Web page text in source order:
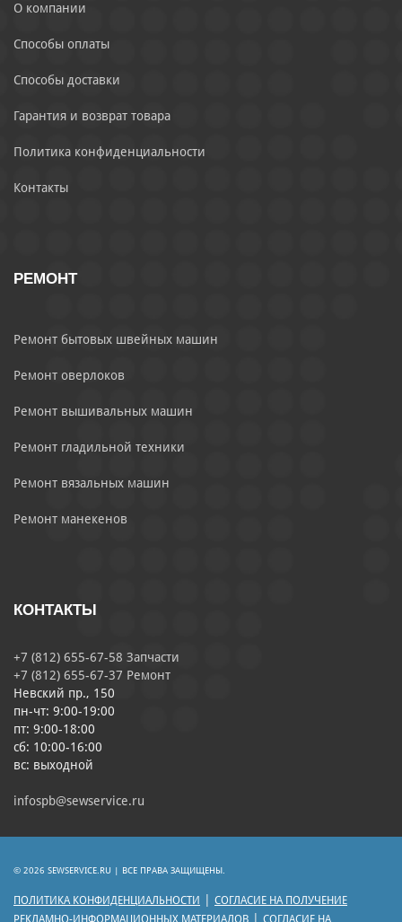
О компании
Способы оплаты
Способы доставки
Гарантия и возврат товара
Политика конфиденциальности
Контакты
РЕМОНТ
Ремонт бытовых швейных машин
Ремонт оверлоков
Ремонт вышивальных машин
Ремонт гладильной техники
Ремонт вязальных машин
Ремонт манекенов
КОНТАКТЫ
+7 (812) 655-67-58 Запчасти
+7 (812) 655-67-37 Ремонт
Невский пр., 150
пн-чт: 9:00-19:00
пт: 9:00-18:00
сб: 10:00-16:00
вс: выходной
infospb@sewservice.ru
© 2026 SEWSERVICE.RU | ВСЕ ПРАВА ЗАЩИЩЕНЫ.
ПОЛИТИКА КОНФИДЕНЦИАЛЬНОСТИ
СОГЛАСИЕ НА ПОЛУЧЕНИЕ
РЕКЛАМНО-ИНФОРМАЦИОННЫХ МАТЕРИАЛОВ
СОГЛАСИЕ НА